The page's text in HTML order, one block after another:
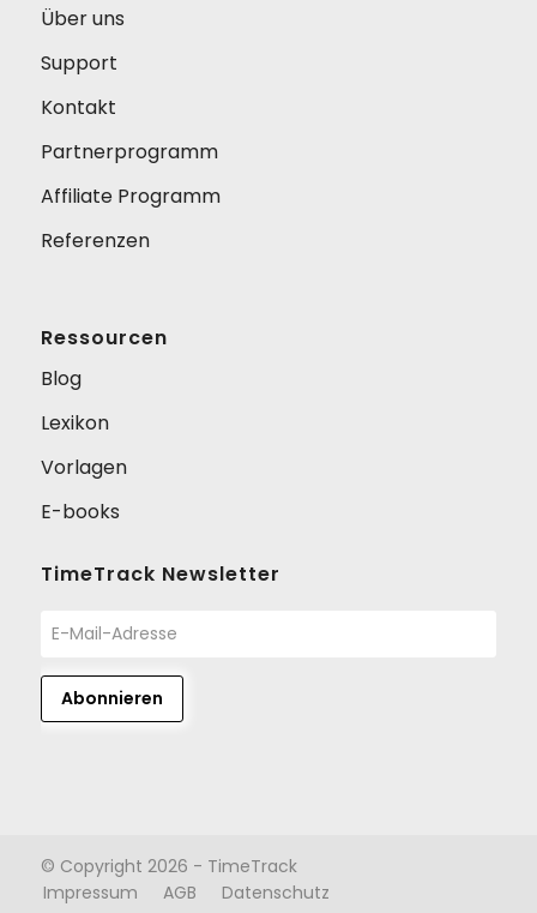
Über uns
Support
Kontakt
Partnerprogramm
Affiliate Programm
Referenzen
Ressourcen
Blog
Lexikon
Vorlagen
E-books
TimeTrack Newsletter
© Copyright 2026 - TimeTrack
Impressum
AGB Datenschutz